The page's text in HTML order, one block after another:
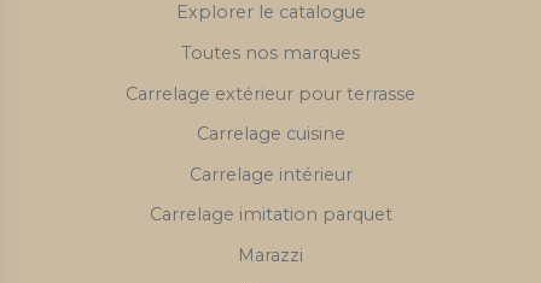
Explorer le catalogue
Toutes nos marques
Carrelage extérieur pour terrasse
Carrelage cuisine
Carrelage intérieur
Carrelage imitation parquet
Marazzi